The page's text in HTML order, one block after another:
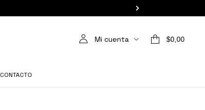
Mi cuenta $0,00
CONTACTO